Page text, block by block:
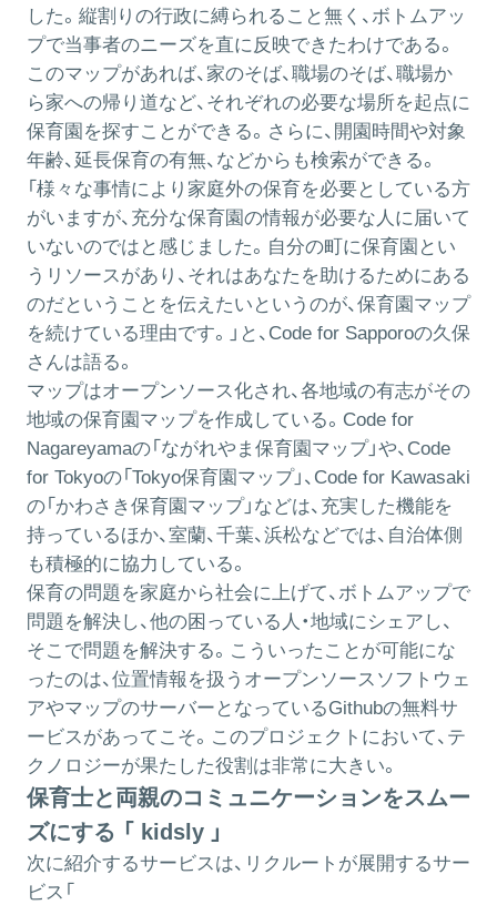
した。縦割りの行政に縛られること無く、ボトムアッ
プで当事者のニーズを直に反映できたわけである。
このマップがあれば、家のそば、職場のそば、職場か
ら家への帰り道など、それぞれの必要な場所を起点に
保育園を探すことができる。さらに、開園時間や対象
年齢、延長保育の有無、などからも検索ができる。
「様々な事情により家庭外の保育を必要としている方
がいますが、充分な保育園の情報が必要な人に届いて
いないのではと感じました。自分の町に保育園とい
うリソースがあり、それはあなたを助けるためにある
のだということを伝えたいというのが、保育園マップ
を続けている理由です。」と、Code for Sapporoの久保
さんは語る。
マップはオープンソース化され、各地域の有志がその
地域の保育園マップを作成している。Code for
Nagareyamaの「ながれやま保育園マップ」や、Code
for Tokyoの「Tokyo保育園マップ」、Code for Kawasaki
の「かわさき保育園マップ」などは、充実した機能を
持っているほか、室蘭、千葉、浜松などでは、自治体側
も積極的に協力している。
保育の問題を家庭から社会に上げて、ボトムアップで
問題を解決し、他の困っている人・地域にシェアし、
そこで問題を解決する。こういったことが可能にな
ったのは、位置情報を扱うオープンソースソフトウェ
アやマップのサーバーとなっているGithubの無料サ
ービスがあってこそ。このプロジェクトにおいて、テ
クノロジーが果たした役割は非常に大きい。
保育士と両親のコミュニケーションをスムー
ズにする 「 kidsly 」
次に紹介するサービスは、リクルートが展開するサー
ビス「